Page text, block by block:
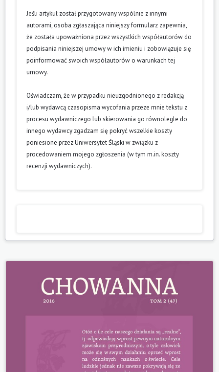
Jeśli artykuł został przygotowany wspólnie z innymi
autorami, osoba zgłaszająca niniejszy formularz zapewnia,
że została upoważniona przez wszystkich współautorów do
podpisania niniejszej umowy w ich imieniu i zobowiązuje się
poinformować swoich współautorów o warunkach tej
umowy.
Oświadczam, że w przypadku nieuzgodnionego z redakcją
i/lub wydawcą czasopisma wycofania przeze mnie tekstu z
procesu wydawniczego lub skierowania go równolegle do
innego wydawcy zgadzam się pokryć wszelkie koszty
poniesione przez Uniwersytet Śląski w związku z
procedowaniem mojego zgłoszenia (w tym m.in. koszty
recenzji wydawniczych).